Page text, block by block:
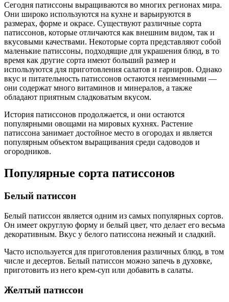
Сегодня патиссоны выращиваются во многих регионах мира.
Они широко используются на кухне и варьируются в
размерах, форме и окрасе. Существуют различные сорта
патиссонов, которые отличаются как внешним видом, так и
вкусовыми качествами. Некоторые сорта представляют собой
маленькие патиссоны, подходящие для украшения блюд, в то
время как другие сорта имеют больший размер и
используются для приготовления салатов и гарниров. Однако
вкус и питательность патиссонов остаются неизменными —
они содержат много витаминов и минералов, а также
обладают приятным сладковатым вкусом.
История патиссонов продолжается, и они остаются
популярными овощами на мировых кухнях. Растение
патиссона занимает достойное место в огородах и является
популярным объектом выращивания среди садоводов и
огородников.
Популярные сорта патиссонов
Белый патиссон
Белый патиссон является одним из самых популярных сортов.
Он имеет округлую форму и белый цвет, что делает его весьма
декоративным. Вкус у белого патиссона нежный и сладкий.
Часто используется для приготовления различных блюд, в том
числе и десертов. Белый патиссон можно запечь в духовке,
приготовить из него крем-суп или добавить в салаты.
Желтый патиссон